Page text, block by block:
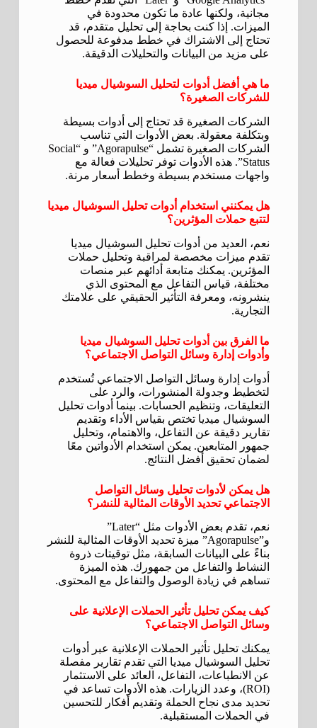
مجانية، ولكنها عادة ما تكون محدودة في
الميزات. إذا كنت بحاجة إلى تحليل متقدم، قد
تحتاج إلى الاشتراك في خطط مدفوعة للحصول
على مزيد من البيانات والتحليلات الدقيقة.
ما هي أفضل أدوات لتحليل السوشيال ميديا
للشركات الصغيرة؟
الشركات الصغيرة قد تحتاج إلى أدوات بسيطة
وبتكلفة معقولة. بعض الأدوات التي تناسب
الشركات الصغيرة تشمل “Agorapulse” و “Social
Status”. هذه الأدوات توفر تحليلات فعالة مع
واجهات مستخدم بسيطة وخطط أسعار مرنة.
هل يمكنني استخدام أدوات تحليل السوشيال ميديا
لتتبع حملات المؤثرين؟
نعم، العديد من أدوات تحليل السوشيال ميديا
تقدم ميزات مخصصة لمراقبة وتحليل حملات
المؤثرين. يمكنك متابعة أدائهم عبر منصات
مختلفة، قياس التفاعل مع المحتوى الذي
ينشرونه، ومعرفة التأثير الحقيقي على علامتك
التجارية.
ما الفرق بين أدوات تحليل السوشيال ميديا
وأدوات إدارة وسائل التواصل الاجتماعي؟
أدوات إدارة وسائل التواصل الاجتماعي تُستخدم
لتخطيط وجدولة المنشورات، والرد على
التعليقات، وتنظيم الحسابات. بينما أدوات تحليل
السوشيال ميديا تختص بقياس الأداء وتقديم
تقارير دقيقة عن التفاعل، والاهتمام، وتحليل
جمهور المتابعين. يمكن استخدام الأدواتين معًا
لضمان تحقيق أفضل النتائج.
هل يمكن لأدوات تحليل وسائل التواصل
الاجتماعي تحديد الأوقات المثالية للنشر؟
نعم، تقدم بعض الأدوات مثل “Later”
و”Agorapulse” ميزة تحديد الأوقات المثالية للنشر
بناءً على البيانات السابقة، مثل توقيتات ذروة
النشاط والتفاعل من جمهورك. هذه الميزة
تساهم في زيادة الوصول والتفاعل مع المحتوى.
كيف يمكن تحليل تأثير الحملات الإعلانية على
وسائل التواصل الاجتماعي؟
يمكنك تحليل تأثير الحملات الإعلانية عبر أدوات
تحليل السوشيال ميديا التي تقدم تقارير مفصلة
عن الانطباعات، التفاعل، العائد على الاستثمار
(ROI)، وعدد الزيارات. هذه الأدوات تساعد في
تحديد مدى نجاح الحملة وتقديم أفكار للتحسين
في الحملات المستقبلية.